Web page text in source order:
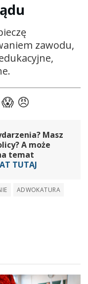
zawodu,
Masz
A może
temat
TUTAJ
ADWOKATURA